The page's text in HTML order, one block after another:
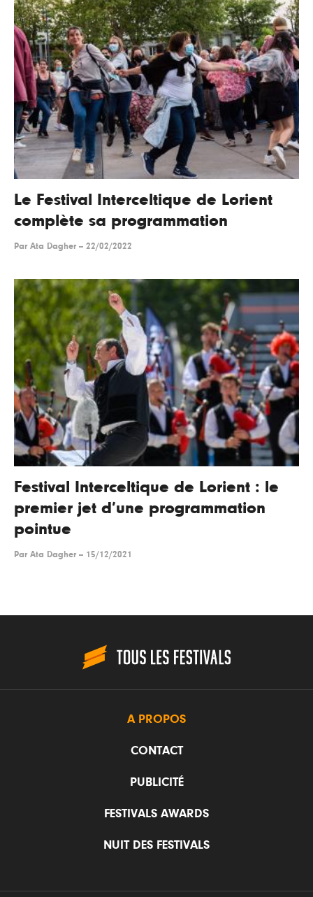
Le Festival Interceltique de Lorient
complète sa programmation
Par Ata Dagher -- 22/02/2022
Festival Interceltique de Lorient : le
premier jet d’une programmation
pointue
Par Ata Dagher -- 15/12/2021
A PROPOS
CONTACT
PUBLICITÉ
FESTIVALS AWARDS
NUIT DES FESTIVALS